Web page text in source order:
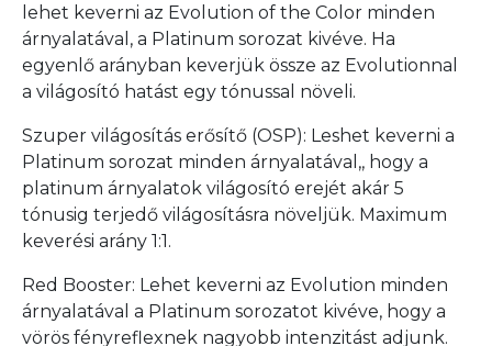
lehet keverni az Evolution of the Color minden
árnyalatával, a Platinum sorozat kivéve. Ha
egyenlő arányban keverjük össze az Evolutionnal
a világosító hatást egy tónussal növeli.
Szuper világosítás erősítő (OSP): Leshet keverni a
Platinum sorozat minden árnyalatával,, hogy a
platinum árnyalatok világosító erejét akár 5
tónusig terjedő világosításra növeljük. Maximum
keverési arány 1:1.
Red Booster: Lehet keverni az Evolution minden
árnyalatával a Platinum sorozatot kivéve, hogy a
vörös fényreflexnek nagyobb intenzitást adjunk.